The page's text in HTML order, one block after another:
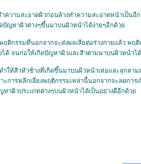
ความสะอาดผิวก่อนล้างทำความสะอาดหน้าเป็น
ปัญหาผิวต่างๆขึ้นมาบนผิวหน้าได้ง่ายๆอีกด้ว
ติกรรมที่นอกจากจะส่งผลเสียต่อร่างกายแล้ว พฤ
ด้ จนก่อให้เกิดปัญหาผิวและสิวตามมาบนผิวหน้าไ
ให้สิวหัวช้างที่เกิดขึ้นมาบนผิวหน้าเห่อและลุกลา
การหลีกเลี่ยงพฤติกรรมเหล่านี้นอกจากจะลดการ
หาผิวประเภทต่างๆบนผิวหน้าได้เป็นอย่างดีอีกด้ว